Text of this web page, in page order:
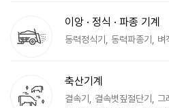
이앙 · 정식 · 파종 기계
동력정식기, 동력파종기,
축산기계
결속기, 결속볏짚절단기, 그